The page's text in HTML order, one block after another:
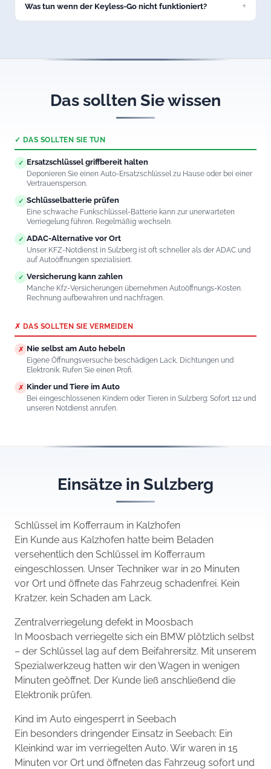
Was tun wenn der Keyless-Go nicht funktioniert?
Das sollten Sie wissen
✓ DAS SOLLTEN SIE TUN
✓ Ersatzschlüssel griffbereit halten
Deponieren Sie einen Auto-Ersatzschlüssel zu Hause oder bei einer
Vertrauensperson.
✓ Schlüsselbatterie prüfen
Eine schwache Funkschlüssel-Batterie kann zur unerwarteten
Verriegelung führen. Regelmäßig wechseln.
✓ ADAC-Alternative vor Ort
Unser KFZ-Notdienst in Sulzberg ist oft schneller als der ADAC und
auf Autoöffnungen spezialisiert.
✓ Versicherung kann zahlen
Manche Kfz-Versicherungen übernehmen Autoöffnungs-Kosten.
Rechnung aufbewahren und nachfragen.
✗ DAS SOLLTEN SIE VERMEIDEN
✗ Nie selbst am Auto hebeln
Eigene Öffnungsversuche beschädigen Lack, Dichtungen und
Elektronik. Rufen Sie einen Profi.
✗ Kinder und Tiere im Auto
Bei eingeschlossenen Kindern oder Tieren in Sulzberg: Sofort 112 und
unseren Notdienst anrufen.
Einsätze in Sulzberg
Schlüssel im Kofferraum in Kalzhofen
Ein Kunde aus Kalzhofen hatte beim Beladen
versehentlich den Schlüssel im Kofferraum
eingeschlossen. Unser Techniker war in 20 Minuten
vor Ort und öffnete das Fahrzeug schadenfrei. Kein
Kratzer, kein Schaden am Lack.
Zentralverriegelung defekt in Moosbach
In Moosbach verriegelte sich ein BMW plötzlich selbst
– der Schlüssel lag auf dem Beifahrersitz. Mit unserem
Spezialwerkzeug hatten wir den Wagen in wenigen
Minuten geöffnet. Der Kunde ließ anschließend die
Elektronik prüfen.
Kind im Auto eingesperrt in Seebach
Ein besonders dringender Einsatz in Seebach: Ein
Kleinkind war im verriegelten Auto. Wir waren in 15
Minuten vor Ort und öffneten das Fahrzeug sofort und